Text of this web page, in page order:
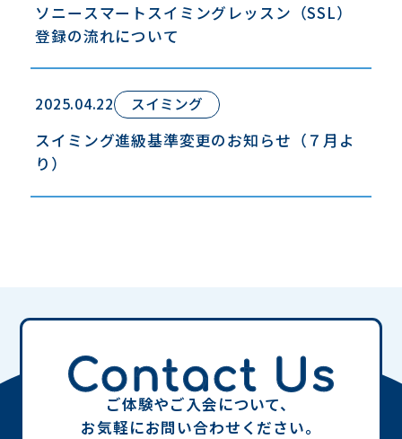
ソニースマートスイミングレッスン（SSL）
登録の流れについて
2025.04.22 スイミング
スイミング進級基準変更のお知らせ（７月よ
り）
ご体験やご入会について、
お気軽にお問い合わせください。